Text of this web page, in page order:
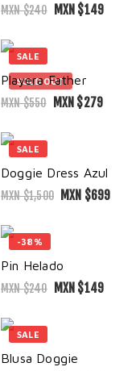
MXN $240 MXN $149
SALE
SOLD OUT
Playera Father
MXN $550 MXN $279
SALE
Doggie Dress Azul
MXN $1,500 MXN $699
-38%
Pin Helado
MXN $240 MXN $149
SALE
Blusa Doggie